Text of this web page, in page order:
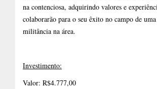
na contenciosa, adquirindo valores e
colaborarão para o seu êxito no campo de
militância na área.
Investimento:
Valor: R$4.777,00